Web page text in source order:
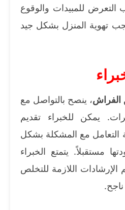
التعرض للمبيدات والوقوع
تهوية المنزل بشكل جيد
، ينصح بالتواصل مع
يمكن للخبراء تقديم
التعامل مع المشكلة بشكل
مستقبلاً. يتمتع الخبراء
الإرشادات اللازمة للتخلص